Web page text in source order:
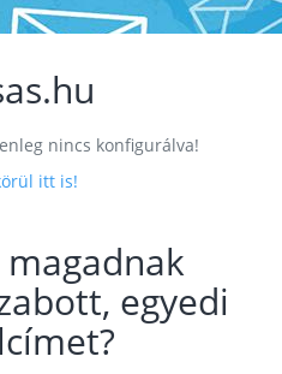
nincs konfigurálva!
itt is!
egyedi